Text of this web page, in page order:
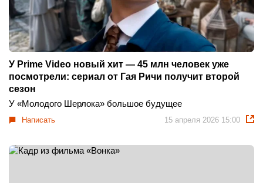
У Prime Video новый хит — 45 млн человек уже
посмотрели: сериал от Гая Ричи получит второй
сезон
У «Молодого Шерлока» большое будущее
Написать 15 апреля 2026 15:00